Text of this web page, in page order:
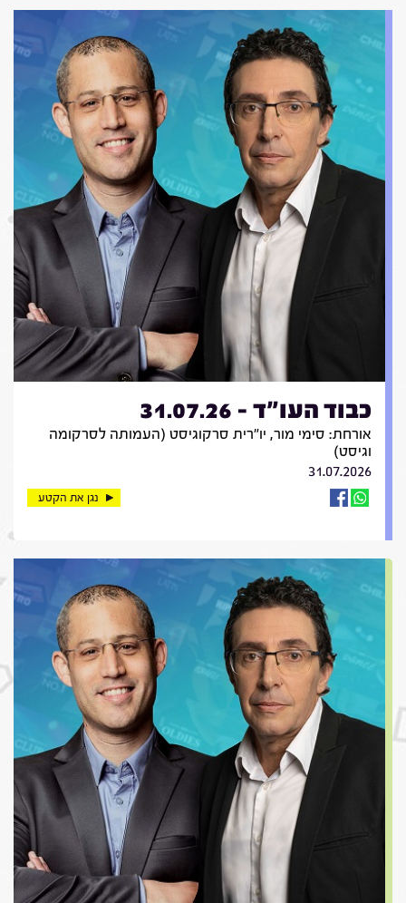
כבוד העו"ד - 31.07.26
אורחת: סימי מור, יו"רית סרקוגיסט (העמותה לסרקומה
וגיסט)
31.07.2026
נגן את הקטע